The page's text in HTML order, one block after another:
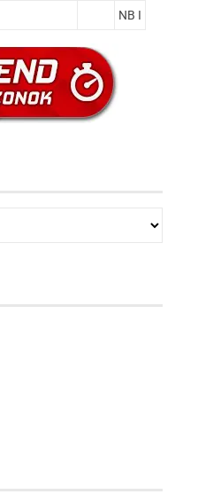
NB I